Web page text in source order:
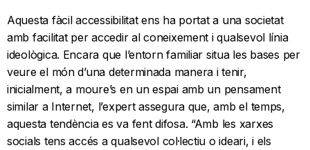
Aquesta fàcil accessibilitat ens ha portat a una societat
amb facilitat per accedir al coneixement i qualsevol línia
ideològica. Encara que l’entorn familiar situa les bases per
veure el món d’una determinada manera i tenir,
inicialment, a moure’s en un espai amb un pensament
similar a Internet, l’expert assegura que, amb el temps,
aquesta tendència es va fent difosa. “Amb les xarxes
socials tens accés a qualsevol col·lectiu o ideari, i els